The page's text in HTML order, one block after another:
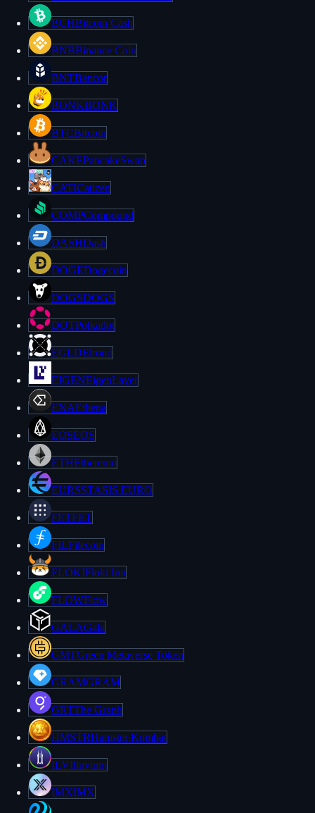
BCHBitcoin Cash
BNBBinance Coin
BNTBancor
BONKBONK
BTCBitcoin
CAKEPancakeSwap
CATICatizen
COMPCompound
DASHDash
DOGEDogecoin
DOGSDOGS
DOTPolkadot
EGLDElrond
EIGENEigenLayer
ENAEthena
EOSEOS
ETHEthereum
EURSSTASIS EURO
FETFET
FILFilecoin
FLOKIFloki Inu
FLOWFlow
GALAGala
GMTGreen Metaverse Token
GRAMGRAM
GRTThe Graph
HMSTRHamster Kombat
ILVIlluvium
IMXIMX